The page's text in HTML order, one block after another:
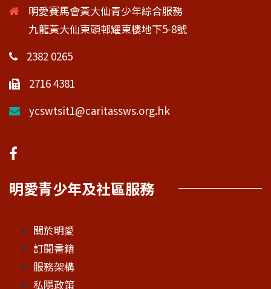
明愛賽馬會黃大仙青少年綜合服務
九龍黃大仙東頭邨耀東樓地下5-8號
2382 0265
2716 4381
ycswtsit1@caritassws.org.hk
明愛青少年及社區服務
關於明愛
訂閱書籍
服務架構
私隱政策